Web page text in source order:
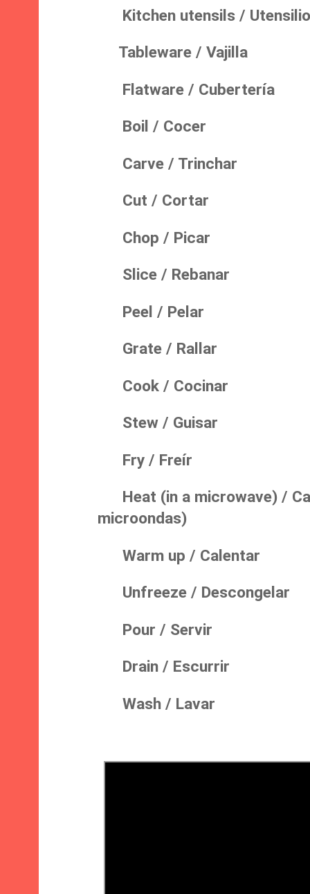
Kitchen utensils /
Tableware / Vajilla
Flatware / Cubertería
Boil / Cocer
Carve / Trinchar
Cut / Cortar
Chop / Picar
Slice / Rebanar
Peel / Pelar
Grate / Rallar
Cook / Cocinar
Stew / Guisar
Fry / Freír
Heat (in a microwave)
microondas)
Warm up / Calentar
Unfreeze / Descongelar
Pour / Servir
Drain / Escurrir
Wash / Lavar